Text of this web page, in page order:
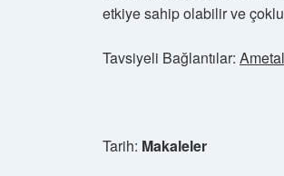
etkiye sahip olabilir ve
Tavsiyeli Bağlantılar:
Tarih: Makaleler